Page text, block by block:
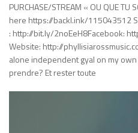
PURCHASE/STREAM « OU QUE TU
here https://backl.ink/115043512
: http://bit.ly/2noEeH8Facebook:
Website: http://
alone independent gyal on my
prendre? Et rester toute